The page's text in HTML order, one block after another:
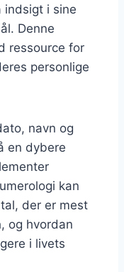
indsigt i sine
Denne
ressource for
personlige
navn og
en dybere
kan
der er mest
og hvordan
i livets